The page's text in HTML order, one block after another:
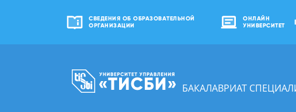
СВЕДЕНИЯ ОБ ОБРАЗОВАТЕЛЬНОЙ
ОРГАНИЗАЦИИ
ОНЛАЙН
УНИВЕРСИТЕТ
БАКАЛАВРИАТ